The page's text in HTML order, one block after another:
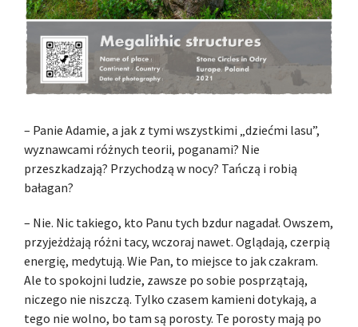
– Panie Adamie, a jak z tymi wszystkimi „dziećmi lasu”,
wyznawcami różnych teorii, poganami? Nie
przeszkadzają? Przychodzą w nocy? Tańczą i robią
bałagan?
– Nie. Nic takiego, kto Panu tych bzdur nagadał. Owszem,
przyjeżdżają różni tacy, wczoraj nawet. Oglądają, czerpią
energię, medytują. Wie Pan, to miejsce to jak czakram.
Ale to spokojni ludzie, zawsze po sobie posprzątają,
niczego nie niszczą. Tylko czasem kamieni dotykają, a
tego nie wolno, bo tam są porosty. Te porosty mają po